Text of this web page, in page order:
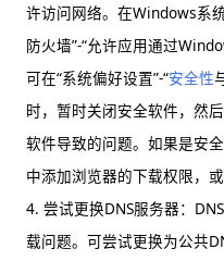
许访问网络。在Windows系
防火墙”-“允许应用通过
可在“系统偏好设置”-“安全性
时，暂时关闭安全软件，然
软件导致的问题。如果是安
中添加浏览器的下载权限，
4. 尝试更换DNS服务器：
载问题。可尝试更换为公共